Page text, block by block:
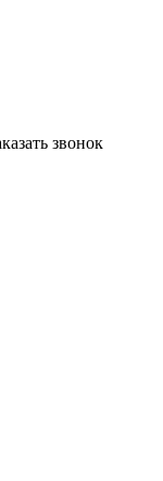
звонок